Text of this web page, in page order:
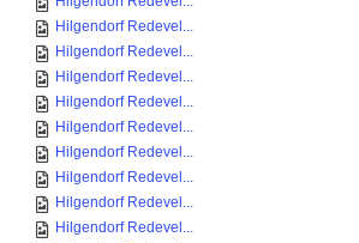
Hilgendorf Redevel...
Hilgendorf Redevel...
Hilgendorf Redevel...
Hilgendorf Redevel...
Hilgendorf Redevel...
Hilgendorf Redevel...
Hilgendorf Redevel...
Hilgendorf Redevel...
Hilgendorf Redevel...